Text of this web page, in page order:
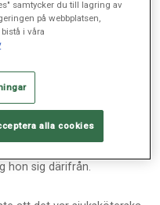
en hel del. Åtminstone
är lite äventyrlig. Hon
till långt efter
hon sig därifrån.
samtycker du till lagring av
på webbplatsen,
i våra
alla cookies